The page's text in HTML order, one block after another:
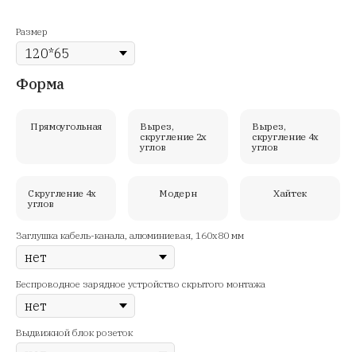
Размер
Форма
Прямоугольная
Вырез,
скругление 2х
углов
Вырез,
скругление 4х
углов
Скругление 4х
углов
Модерн Хайтек
Заглушка кабель-канала, алюминиевая, 160х80 мм
Беспроводное зарядное устройство скрытого монтажа
Выдвижной блок розеток